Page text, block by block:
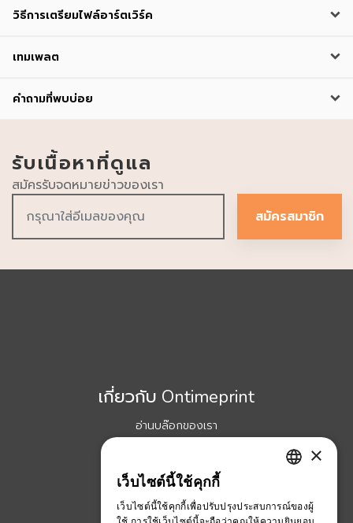
วิธีการเตรียมไฟล์อาร์ตเวิร์ค
เทมเพลต
คำถามที่พบบ่อย
รับเนื้อหาที่ดูแล
สมัครรับจดหมายข่าวของเรา
สมัครสมาชิก
เกี่ยวกับ Ontimeprint
อ่านบล๊อกของเรา
ร่วมงานกับเรา
ข้อตกลงและเงื่อนไข
Ontimeprint Malaysia
THAI
×
เว็บไซต์นี้ใช้คุกกี้
เว็บไซต์นี้ใช้คุกกี้เพื่อปรับปรุงประสบการณ์ของผู้